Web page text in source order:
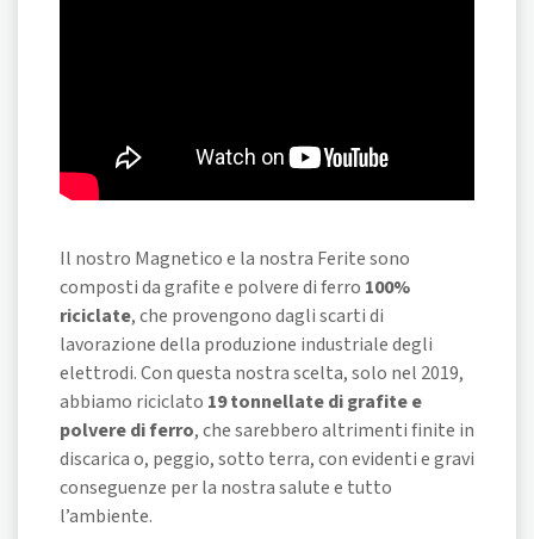
Il nostro Magnetico e la nostra Ferite sono
composti da grafite e polvere di ferro 100%
riciclate, che provengono dagli scarti di
lavorazione della produzione industriale degli
elettrodi. Con questa nostra scelta, solo nel 2019,
abbiamo riciclato 19 tonnellate di grafite e
polvere di ferro, che sarebbero altrimenti finite in
discarica o, peggio, sotto terra, con evidenti e gravi
conseguenze per la nostra salute e tutto
l’ambiente.